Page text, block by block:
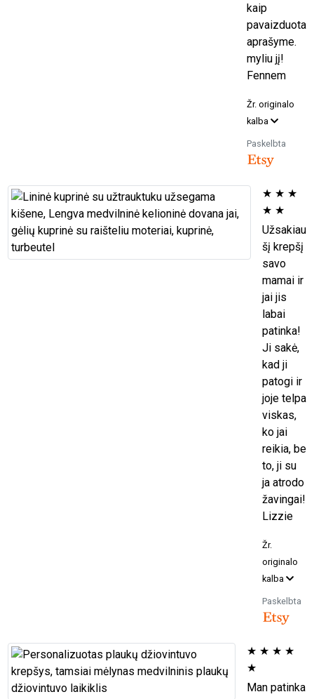
kaip
pavaizduota
aprašyme.
myliu jį!
Fennem
Žr. originalo
kalba
Paskelbta
★ ★ ★
★ ★
Užsakiau
šį krepšį
savo
mamai ir
jai jis
labai
patinka!
Ji sakė,
kad ji
patogi ir
joje telpa
viskas,
ko jai
reikia, be
to, ji su
ja atrodo
žavingai!
Lizzie
Žr.
originalo
kalba
Paskelbta
★ ★ ★ ★
★
Man patinka